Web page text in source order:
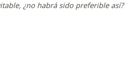
¿no habrá sido preferible así?